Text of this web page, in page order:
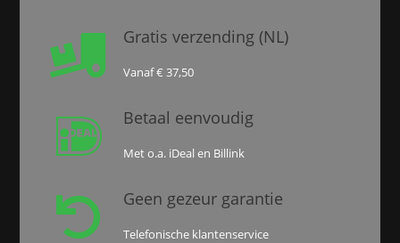
 Gratis verzending (NL)
Vanaf € 37,50
 Betaal eenvoudig
Met o.a. iDeal en Billink
 Geen gezeur garantie
Telefonische klantenservice